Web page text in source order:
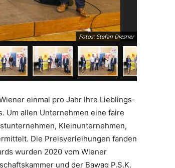
Fotos: Stefan Diesner
einmal pro Jahr Ihre Lieblings-
Um allen Unternehmen eine faire
Kleinunternehmen,
Die Preisverleihungen fanden
wurden 2020 vom Wiener
und der Bawag P.S.K.